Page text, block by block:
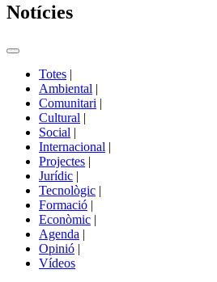
Notícies
Commutador
portals
Totes |
Ambiental |
Comunitari |
Cultural |
Social |
Internacional |
Projectes |
Jurídic |
Tecnològic |
Formació |
Econòmic |
Agenda |
Opinió |
Vídeos